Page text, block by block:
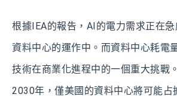
根據IEA的報告，AI的電力需求正在
資料中心的運作中。而資料中心耗電
技術在商業化進程中的一個重大挑戰
2030年，僅美國的資料中心將可能占